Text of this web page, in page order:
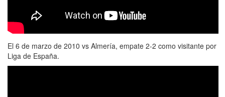
El 6 de marzo de 2010 vs Almería, empate 2-2 como visitante por
Liga de España.